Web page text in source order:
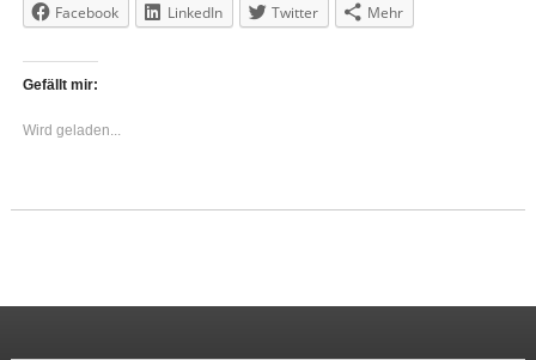
Facebook
LinkedIn Twitter Mehr
Gefällt mir:
Wird geladen...